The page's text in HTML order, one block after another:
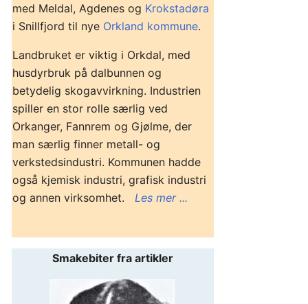
med Meldal, Agdenes og Krokstadøra
i Snillfjord til nye Orkland kommune.
Landbruket er viktig i Orkdal, med
husdyrbruk på dalbunnen og
betydelig skogavvirkning. Industrien
spiller en stor rolle særlig ved
Orkanger, Fannrem og Gjølme, der
man særlig finner metall- og
verkstedsindustri. Kommunen hadde
også kjemisk industri, grafisk industri
og annen virksomhet. Les mer ...
Smakebiter fra artikler